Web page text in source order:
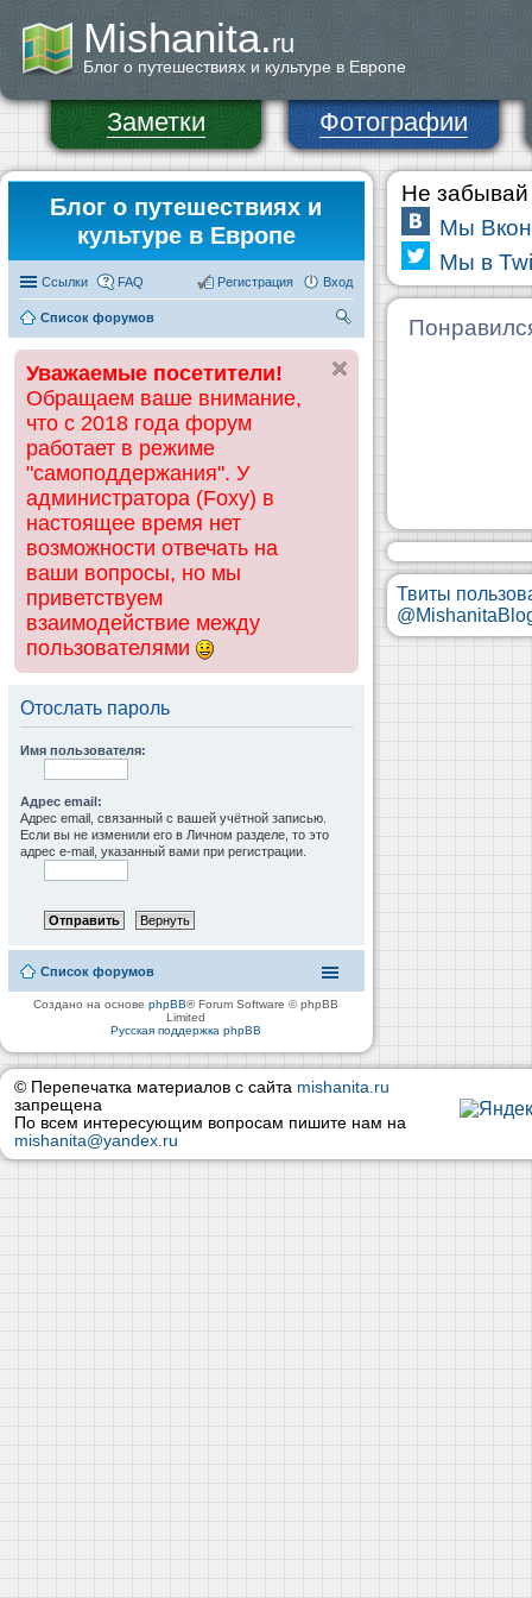
Mishanita.ru
Блог о путешествиях и культуре в Европе
Заметки Фотографии
Блог о путешествиях и
культуре в Европе
Ссылки FAQ Вход
Регистрация
Список форумов
ск
Уважаемые посетители!
Обращаем ваше внимание,
что с 2018 года форум
работает в режиме
"самоподдержания". У
администратора (Foxy) в
настоящее время нет
возможности отвечать на
ваши вопросы, но мы
приветствуем
взаимодействие между
пользователями
Отослать пароль
Имя пользователя:
Адрес email:
Адрес email, связанный с вашей учётной записью.
Если вы не изменили его в Личном разделе, то это
адрес e-mail, указанный вами при регистрации.
Список форумов
Создано на основеphpBB® Forum Software © phpBB
Limited
Русская поддержка phpBB
Не забывай
Мы
Мы в
Твиты
© Перепечатка материалов с сайта mishanita.ru
запрещена
По всем интересующим вопросам пишите нам на
mishanita@yandex.ru